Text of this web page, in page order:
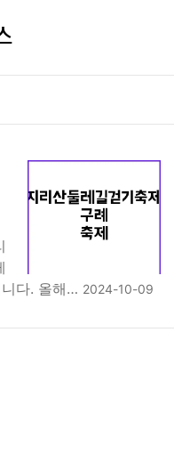
다. 올해… 2024-10-09